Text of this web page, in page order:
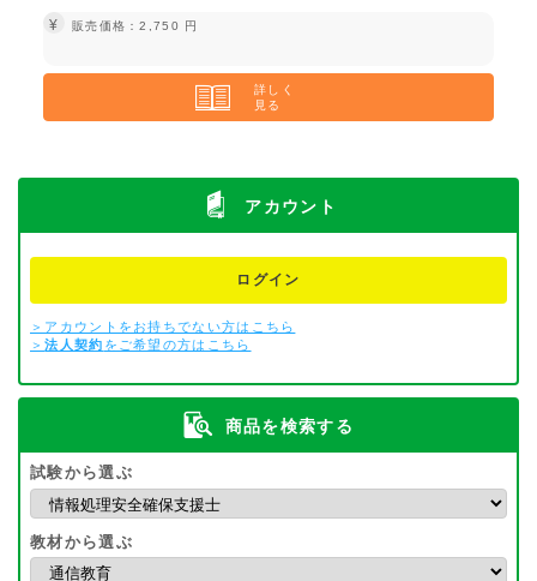
¥ 販売価格：2,750 円
詳しく
見る
アカウント
ログイン
＞アカウントをお持ちでない方はこちら
＞法人契約 をご希望の方はこちら
商品を検索する
試験から選ぶ
教材から選ぶ